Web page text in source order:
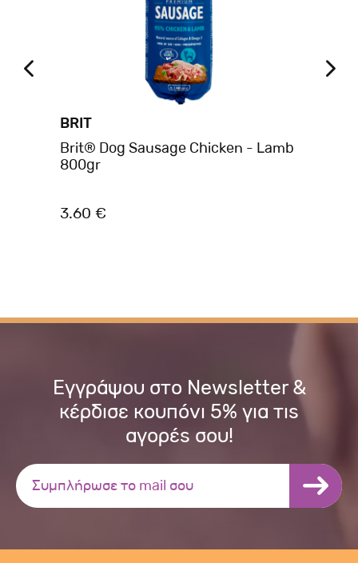
BRIT
Brit® Dog Sausage Chicken - Lamb
800gr
3.60 €
Εγγράψου στο Newsletter &
κέρδισε κουπόνι 5% για τις
αγορές σου!